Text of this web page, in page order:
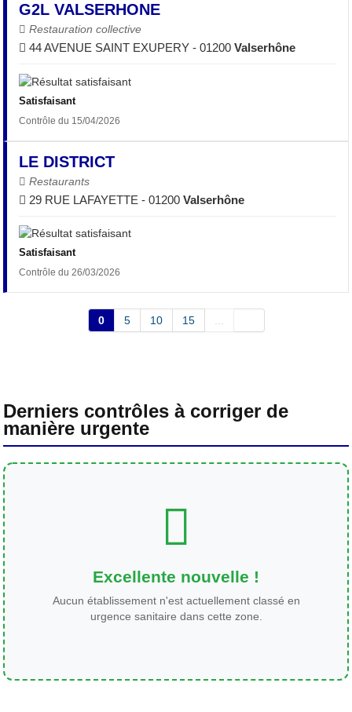
G2L VALSERHONE
Restauration collective
44 AVENUE SAINT EXUPERY - 01200Valserhône
Satisfaisant
Contrôle du 15/04/2026
LE DISTRICT
Restaurants
29 RUE LAFAYETTE - 01200Valserhône
Satisfaisant
Contrôle du 26/03/2026
0 5 10 15
Derniers contrôles à corriger de
manière urgente
Excellente nouvelle !
Aucun établissement n'est actuellement classé en
urgence sanitaire dans cette zone.